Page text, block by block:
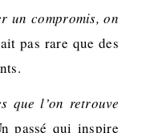
un compromis, on
pas rare que des
que l’on retrouve
passé qui inspire